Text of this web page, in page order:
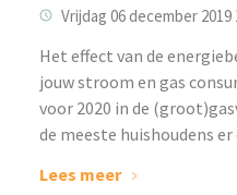
Vrijdag 06 december 2019
Het effect van de
jouw stroom en gas
voor 2020 in de
de meeste huishoudens
Lees meer